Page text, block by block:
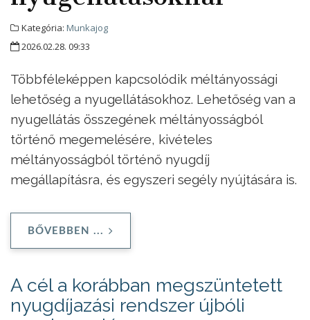
Kategória: Munkajog
2026.02.28. 09:33
Többféleképpen kapcsolódik méltányossági
lehetőség a nyugellátásokhoz. Lehetőség van a
nyugellátás összegének méltányosságból
történő megemelésére, kivételes
méltányosságból történő nyugdíj
megállapításra, és egyszeri segély nyújtására is.
BŐVEBBEN ...
A cél a korábban megszüntetett
nyugdíjazási rendszer újbóli